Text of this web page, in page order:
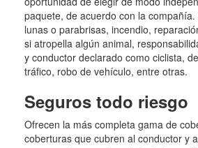
paquete, de acuerdo con la
lunas o parabrisas, incendio,
si atropella algún animal,
y conductor declarado como ciclista,
tráfico, robo de vehículo, entre otras.
Seguros todo riesgo
Ofrecen la más completa gama de
coberturas que cubren al conductor y